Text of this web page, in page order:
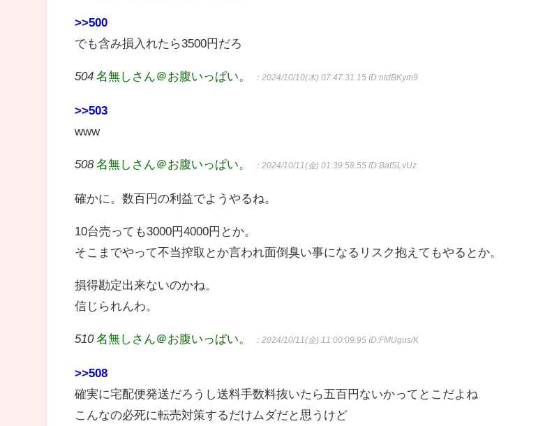
>>500
でも含み損入れたら3500円だろ
504 名無しさん＠お腹いっぱい。 ：2024/10/10(木) 07:47:31.15ID:ntdBKym9
>>503
www
508 名無しさん＠お腹いっぱい。 ：2024/10/11(金) 01:39:58.55ID:BafSLvUz
確かに。数百円の利益でようやるね。
10台売っても3000円4000円とか。
そこまでやって不当搾取とか言われ面倒臭い事になるリスク抱えてもやるとか。
損得勘定出来ないのかね。
信じられんわ。
510 名無しさん＠お腹いっぱい。 ：2024/10/11(金) 11:00:09.95ID:FMUgus/K
>>508
確実に宅配便発送だろうし送料手数料抜いたら五百円ないかってとこだよね
こんなの必死に転売対策するだけムダだと思うけど